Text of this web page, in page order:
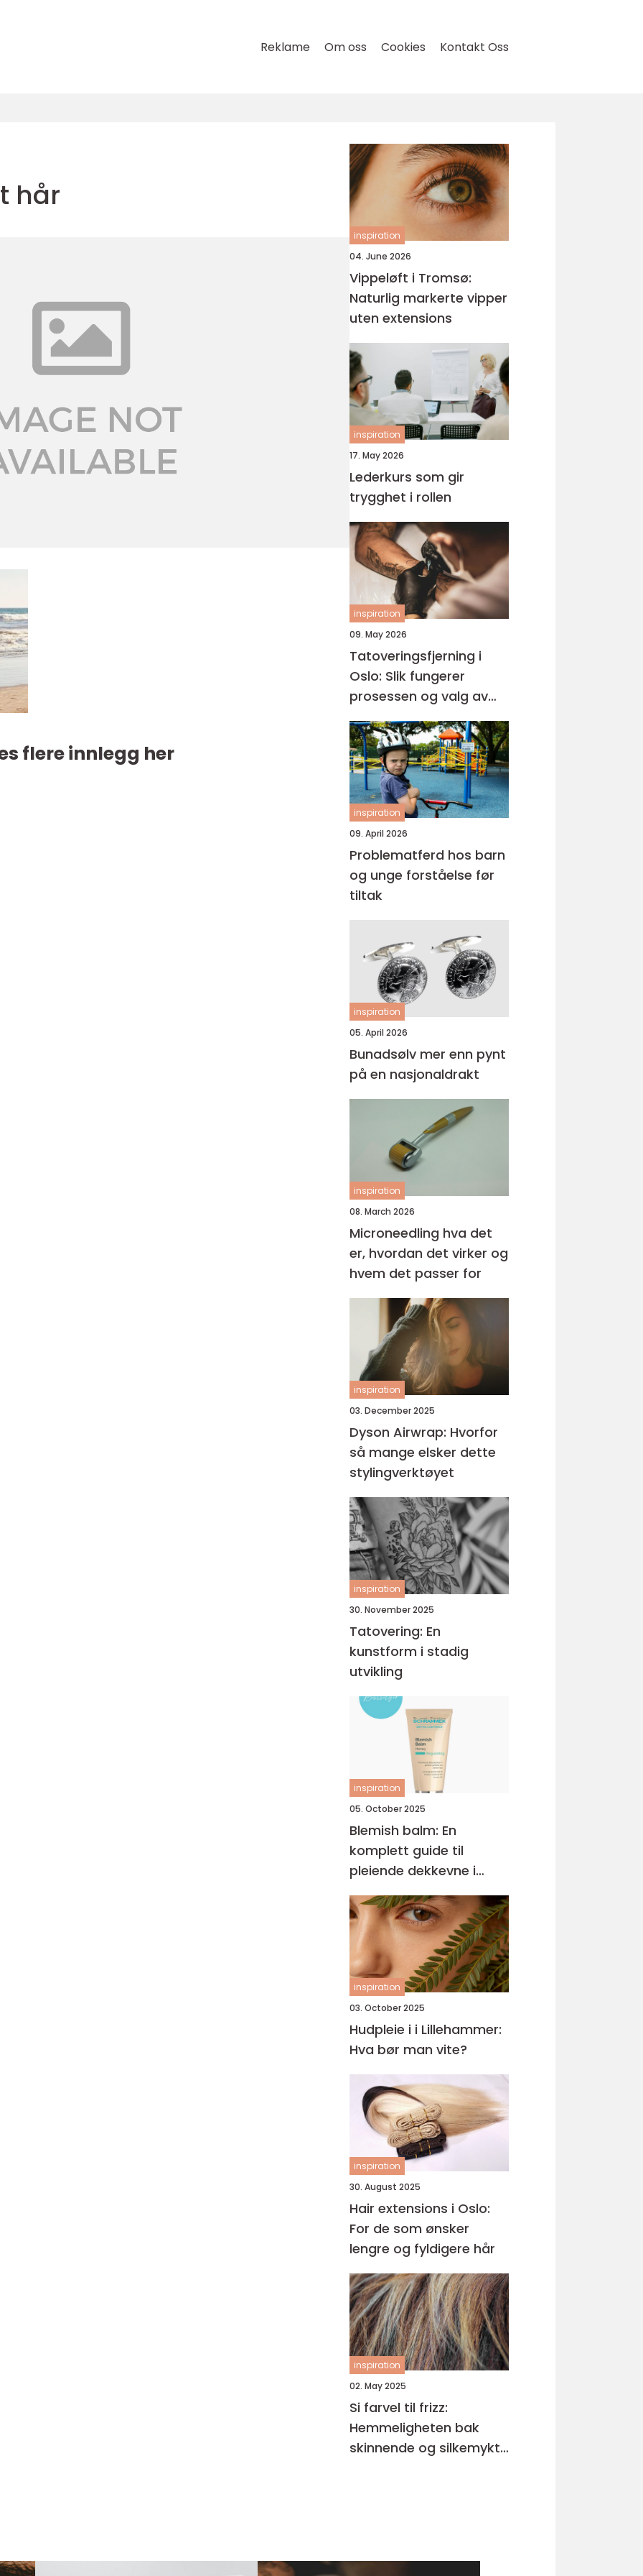
Reklame Om oss Cookies Kontakt Oss
hår
flere innlegg her
inspiration
04. June 2026
Vippeløft i Tromsø:
Naturlig markerte vipper
uten extensions
inspiration
17. May 2026
Lederkurs som gir
trygghet i rollen
inspiration
09. May 2026
Tatoveringsfjerning i
Oslo: Slik fungerer
prosessen og valg av
riktig klinikk
inspiration
09. April 2026
Problematferd hos barn
og unge forståelse før
tiltak
inspiration
05. April 2026
Bunadsølv mer enn pynt
på en nasjonaldrakt
inspiration
08. March 2026
Microneedling hva det
er, hvordan det virker og
hvem det passer for
inspiration
03. December 2025
Dyson Airwrap: Hvorfor
så mange elsker dette
stylingverktøyet
inspiration
30. November 2025
Tatovering: En
kunstform i stadig
utvikling
inspiration
05. October 2025
Blemish balm: En
komplett guide til
pleiende dekkevne i
hverdagen
inspiration
03. October 2025
Hudpleie i i Lillehammer:
Hva bør man vite?
inspiration
30. August 2025
Hair extensions i Oslo:
For de som ønsker
lengre og fyldigere hår
inspiration
02. May 2025
Si farvel til frizz:
Hemmeligheten bak
skinnende og silkemykt